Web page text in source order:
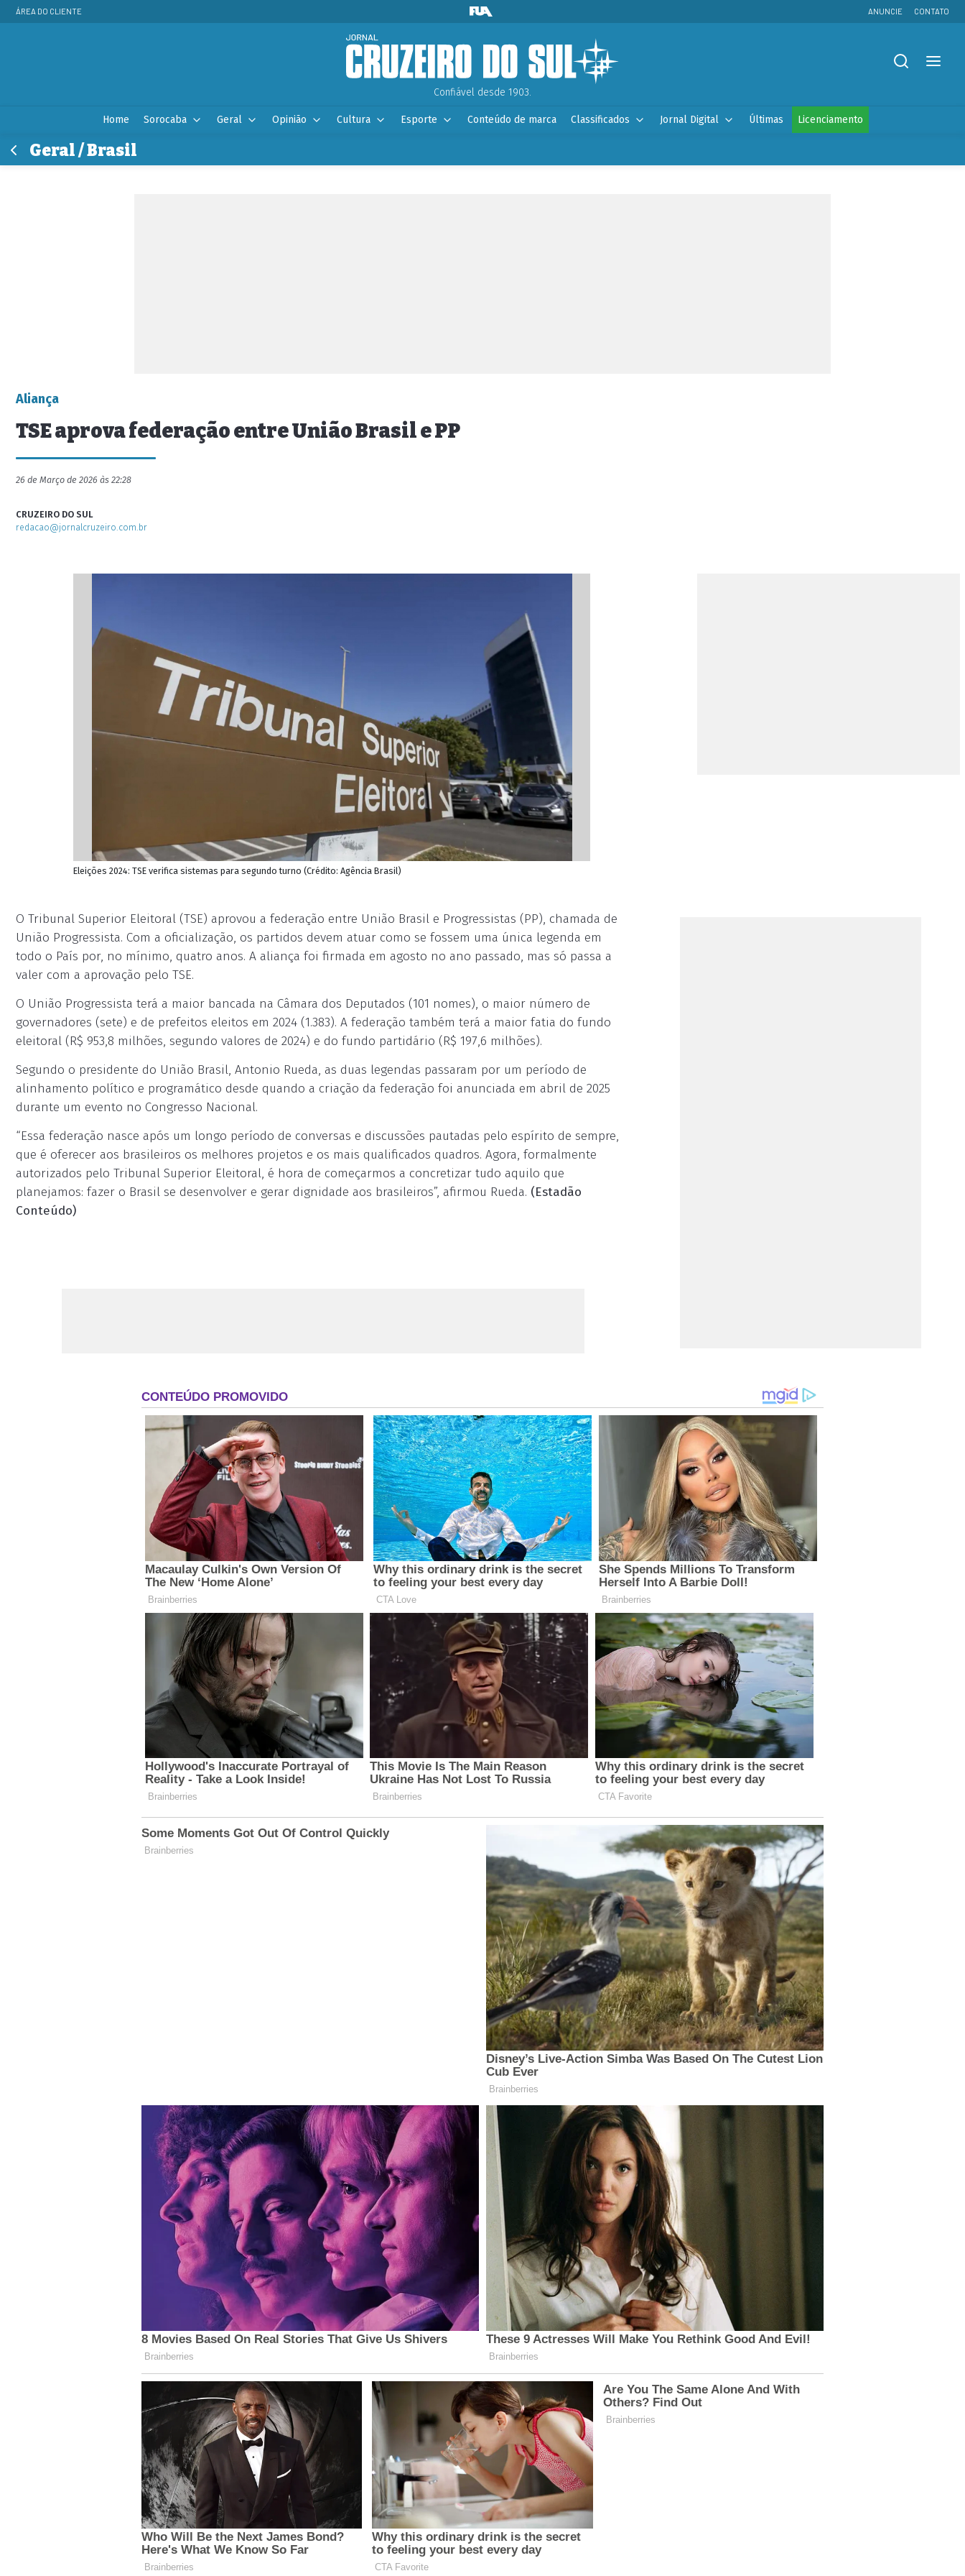
ÁREA DO CLIENTE ANUNCIE CONTATO
Confiável desde 1903.
Home Sorocaba Geral Opinião Cultura Esporte Conteúdo de marca Classificados Jornal Digital Últimas Licenciamento
Geral / Brasil
Aliança
TSE aprova federação entre União Brasil e PP
26 de Março de 2026 às 22:28
CRUZEIRO DO SUL
redacao@jornalcruzeiro.com.br
Eleições 2024: TSE verifica sistemas para segundo turno (Crédito: Agência Brasil)
O Tribunal Superior Eleitoral (TSE) aprovou a federação entre União Brasil e Progressistas (PP), chamada de
União Progressista. Com a oficialização, os partidos devem atuar como se fossem uma única legenda em
todo o País por, no mínimo, quatro anos. A aliança foi firmada em agosto no ano passado, mas só passa a
valer com a aprovação pelo TSE.
O União Progressista terá a maior bancada na Câmara dos Deputados (101 nomes), o maior número de
governadores (sete) e de prefeitos eleitos em 2024 (1.383). A federação também terá a maior fatia do fundo
eleitoral (R$ 953,8 milhões, segundo valores de 2024) e do fundo partidário (R$ 197,6 milhões).
Segundo o presidente do União Brasil, Antonio Rueda, as duas legendas passaram por um período de
alinhamento político e programático desde quando a criação da federação foi anunciada em abril de 2025
durante um evento no Congresso Nacional.
“Essa federação nasce após um longo período de conversas e discussões pautadas pelo espírito de sempre,
que é oferecer aos brasileiros os melhores projetos e os mais qualificados quadros. Agora, formalmente
autorizados pelo Tribunal Superior Eleitoral, é hora de começarmos a concretizar tudo aquilo que
planejamos: fazer o Brasil se desenvolver e gerar dignidade aos brasileiros”, afirmou Rueda. (Estadão
Conteúdo)